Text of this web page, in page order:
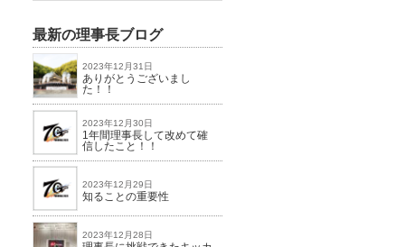
最新の理事長ブログ
2023年12月31日
ありがとうございまし
た！！
2023年12月30日
1年間理事長して改めて確
信したこと！！
2023年12月29日
知ることの重要性
2023年12月28日